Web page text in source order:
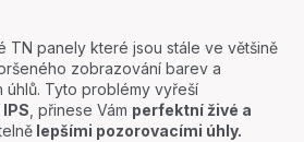
TN panely které jsou stále ve většině
zobrazování barev a
Tyto problémy vyřeší
, přinese Vám perfektní živé a
lepšími pozorovacími úhly.